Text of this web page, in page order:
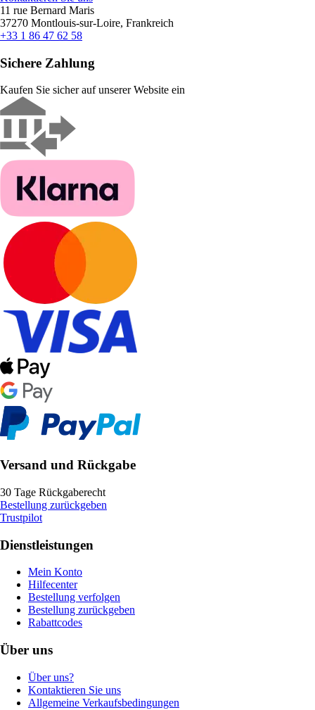
11 rue Bernard Maris
37270 Montlouis-sur-Loire, Frankreich
+33 1 86 47 62 58
Sichere Zahlung
Kaufen Sie sicher auf unserer Website ein
Versand und Rückgabe
30 Tage Rückgaberecht
Bestellung zurückgeben
Trustpilot
Dienstleistungen
Mein Konto
Hilfecenter
Bestellung verfolgen
Bestellung zurückgeben
Rabattcodes
Über uns
Über uns?
Kontaktieren Sie uns
Allgemeine Verkaufsbedingungen